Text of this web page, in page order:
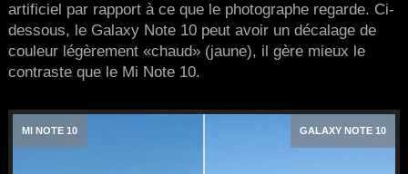
artificiel par rapport à ce que le photographe regarde. Ci-
dessous, le Galaxy Note 10 peut avoir un décalage de
couleur légèrement «chaud» (jaune), il gère mieux le
contraste que le Mi Note 10.
MI NOTE 10 GALAXY NOTE 10